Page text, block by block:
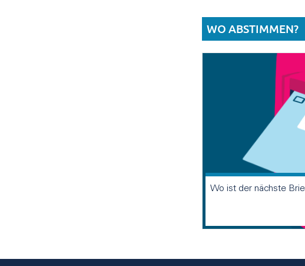
WO ABSTIMMEN?
Wo ist der nächste